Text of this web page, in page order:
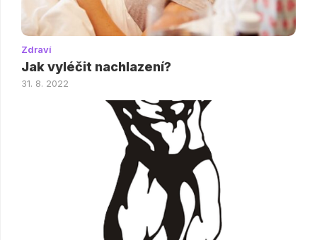
Zdraví
Jak vyléčit nachlazení?
31. 8. 2022